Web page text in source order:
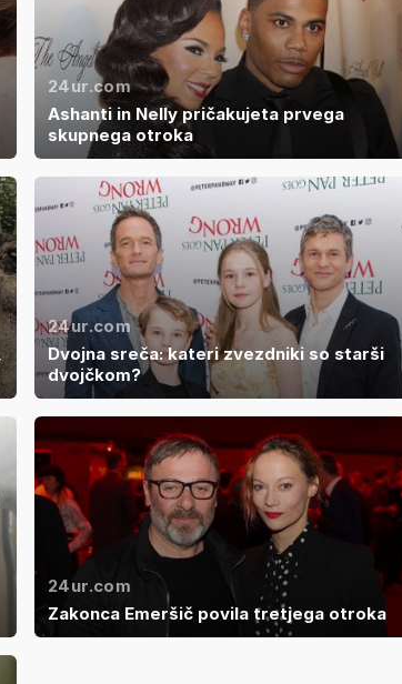
24ur.com
Ashanti in Nelly pričakujeta prvega
skupnega otroka
24ur.com
Dvojna sreča: kateri zvezdniki so starši
dvojčkom?
24ur.com
Zakonca Emeršič povila tretjega otroka